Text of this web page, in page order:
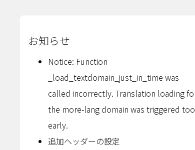
お知らせ
Notice: Function
_load_textdomain_just_in_time was
called incorrectly. Translation loading
the more-lang domain was triggered too
early.
追加ヘッダーの設定